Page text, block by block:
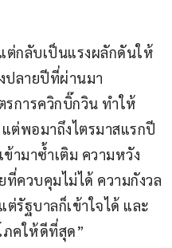
ต่กลับเป็นแรงผลักดันให้
ปลายปีที่ผ่านมา
รการควิกบิ๊กวิน ทำให้
ต่พอมาถึงไตรมาสแรกปี
ามาซ้ำเติม ความหวัง
ควบคุมไม่ได้ ความกังวล
รัฐบาลก็เข้าใจได้ และ
ภคให้ดีที่สุด”